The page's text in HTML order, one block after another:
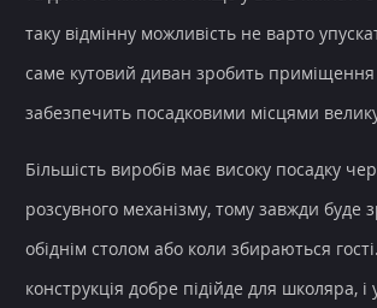
таку відмінну можливість не варто
саме кутовий диван зробить
забезпечить посадковими місцями
Більшість виробів має високу посадку
розсувного механізму, тому завжди буде
обіднім столом або коли збираються
конструкція добре підійде для школяра, і